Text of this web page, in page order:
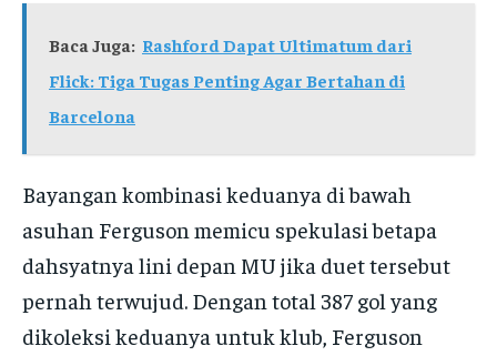
Baca Juga: Rashford Dapat Ultimatum dari
Flick: Tiga Tugas Penting Agar Bertahan di
Barcelona
Bayangan kombinasi keduanya di bawah
asuhan Ferguson memicu spekulasi betapa
dahsyatnya lini depan MU jika duet tersebut
pernah terwujud. Dengan total 387 gol yang
dikoleksi keduanya untuk klub, Ferguson